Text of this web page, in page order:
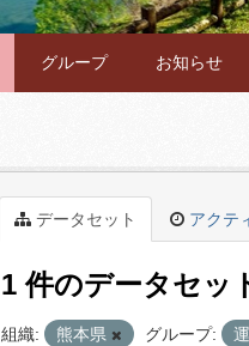
グループ お知らせ
データセット アクテ
1 件のデータセッ
組織: 熊本県 グループ: